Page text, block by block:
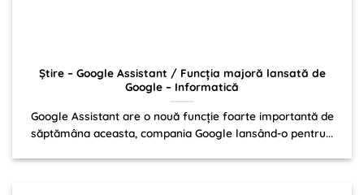
Știre – Google Assistant / Funcția majoră lansată de
Google – Informatică
Google Assistant are o nouă funcție foarte importantă de
săptămâna aceasta, compania Google lansând-o pentru...